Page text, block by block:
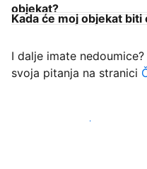
objekat?
Kada će moj objekat biti
I dalje imate
svoja pitanja na stranici
Počnite da primate